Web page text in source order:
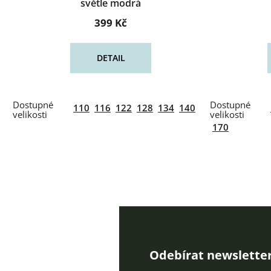
světle modrá
399 Kč
DETAIL
110 116 122 128 134 140
170
Odebírat